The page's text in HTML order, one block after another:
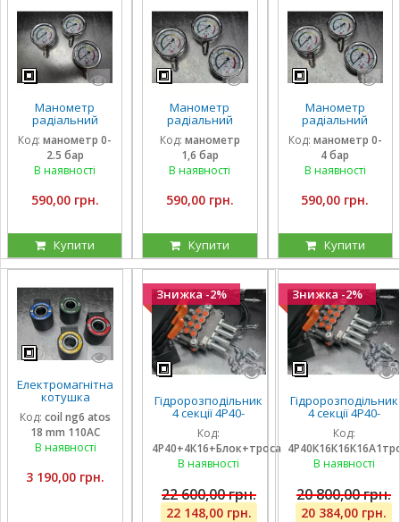
Манометр
радіальний
гліцириновий
вібростійкий 63
мм 0-2,5 Бар
Італія
Код: манометр 0-
2.5 бар
В наявності
590,00 грн.
Купити
Манометр
радіальний
гліцириновий
вібростійкий 63
мм 1,6 Бар Італія
Код: манометр
1,6 бар
В наявності
590,00 грн.
Купити
Манометр
радіальний
гліцириновий
вібростійкий 63
мм 0-4 Бар Італія
Код: манометр 0-
4 бар
В наявності
590,00 грн.
Купити
Електромагнітна
котушка
соленоїд Atos
110 вольтів
внутрішній
діаметр 18 мм
Код: coil ng6 atos
18 mm 110AC
В наявності
3 190,00 грн.
Знижка -2%
Гідророзподільник
4 секції 4Р40-
К16К16А1А1 з
плаваючими на 3
секції, троса та
блок важелів на 4
Код:
4Р40+4К16+Блок+троса
В наявності
22 600,00 грн.
22 148,00 грн.
Знижка -2%
Гідророзподільник
4 секції 4Р40-
К16К16К16А1 з
плаваючими на 3
секції, троса та
блок важелів на 4
Код:
В наявності
20 800,00 грн.
20 384,00 грн.